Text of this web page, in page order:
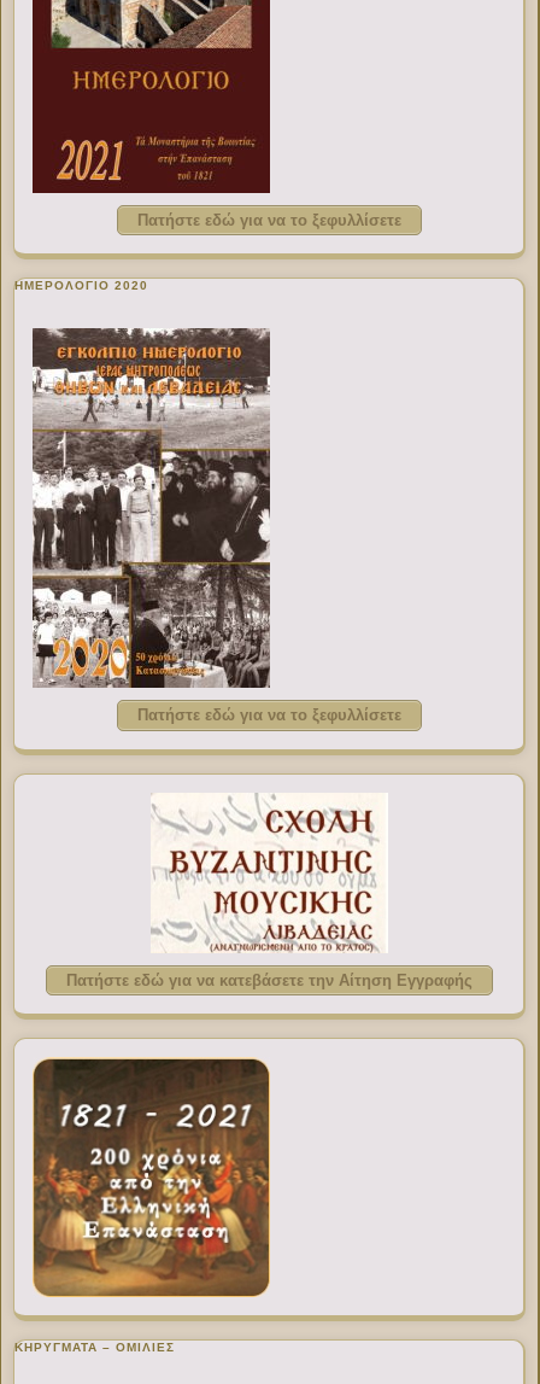
Πατήστε εδώ για να το ξεφυλλίσετε
ΗΜΕΡΟΛΟΓΙΟ 2020
Πατήστε εδώ για να το ξεφυλλίσετε
Πατήστε εδώ για να κατεβάσετε την Αίτηση Εγγραφής
ΚΗΡΥΓΜΑΤΑ – ΟΜΙΛΙΕΣ